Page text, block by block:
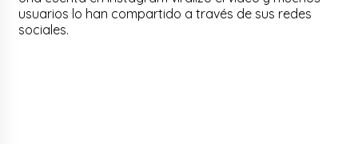
usuarios lo han compartido a través de sus redes
sociales.